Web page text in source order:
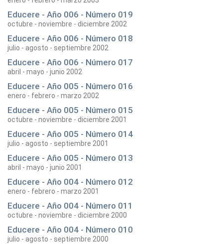
Educere - Año 006 - Número 019
octubre - noviembre - diciembre 2002
Educere - Año 006 - Número 018
julio - agosto - septiembre 2002
Educere - Año 006 - Número 017
abril - mayo - junio 2002
Educere - Año 005 - Número 016
enero - febrero - marzo 2002
Educere - Año 005 - Número 015
octubre - noviembre - diciembre 2001
Educere - Año 005 - Número 014
julio - agosto - septiembre 2001
Educere - Año 005 - Número 013
abril - mayo - junio 2001
Educere - Año 004 - Número 012
enero - febrero - marzo 2001
Educere - Año 004 - Número 011
octubre - noviembre - diciembre 2000
Educere - Año 004 - Número 010
julio - agosto - septiembre 2000